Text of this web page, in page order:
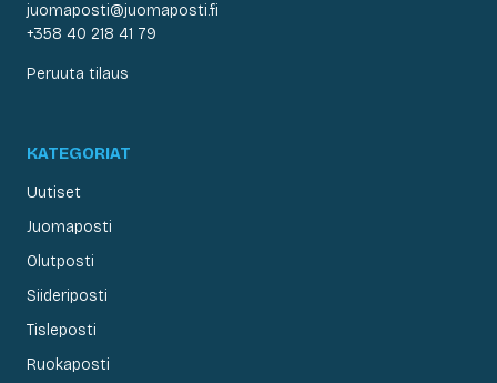
juomaposti@juomaposti.fi
+358 40 218 41 79
Peruuta tilaus
KATEGORIAT
Uutiset
Juomaposti
Olutposti
Siideriposti
Tisleposti
Ruokaposti